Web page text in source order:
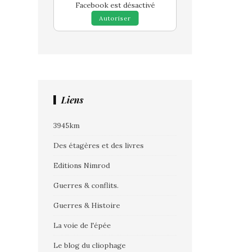
Facebook est désactivé
Autoriser
Liens
3945km
Des étagères et des livres
Editions Nimrod
Guerres & conflits.
Guerres & Histoire
La voie de l'épée
Le blog du cliophage